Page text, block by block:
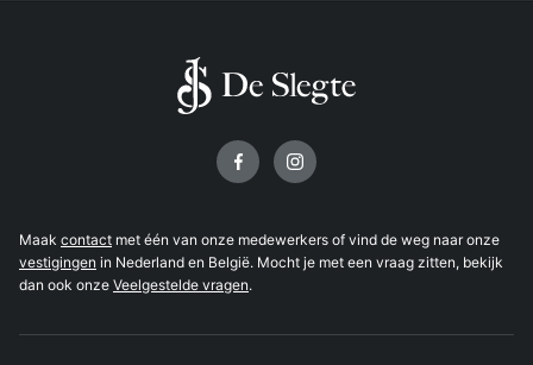
Maak contact met één van onze medewerkers of vind de weg naar onze
vestigingen in Nederland en België. Mocht je met een vraag zitten, bekijk
dan ook onze Veelgestelde vragen.